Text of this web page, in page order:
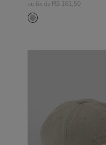
ou 6x de R$ 161, 50